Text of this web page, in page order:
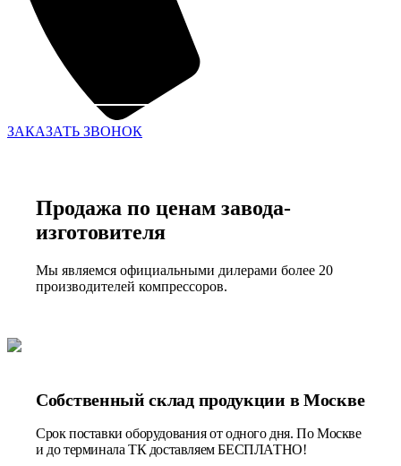
ЗАКАЗАТЬ ЗВОНОК
Продажа по ценам завода-
изготовителя
Мы являемся официальными дилерами более 20
производителей компрессоров.
Собственный склад продукции в Москве
Срок поставки оборудования от одного дня. По Москве
и до терминала ТК доставляем БЕСПЛАТНО!